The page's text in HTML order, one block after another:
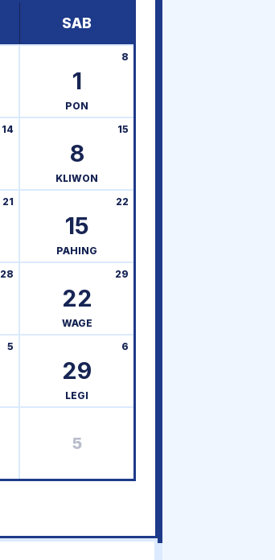
SAB
1
8
PON
14
8
15
KLIWON
21
15
22
PAHING
28
22
29
WAGE
5
29
6
LEGI
5